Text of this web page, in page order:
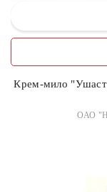
Крем-мило
ОАО